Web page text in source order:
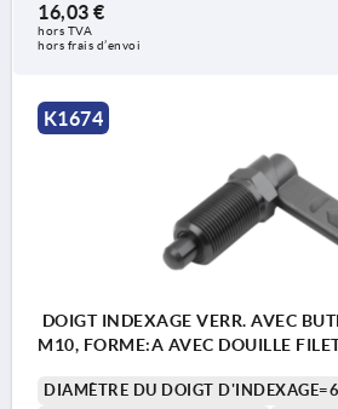
16,03 €
hors TVA
hors frais d’envoi
K1674
DOIGT INDEXAGE VERR. AVEC
M10, FORME:A AVEC DOUILLE
DIAMÈTRE DU DOIGT D'INDEXAGE=6